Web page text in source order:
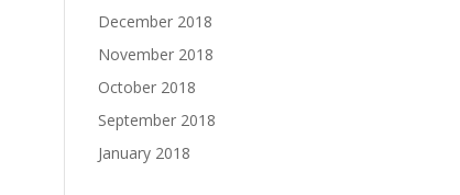
December 2018
November 2018
October 2018
September 2018
January 2018